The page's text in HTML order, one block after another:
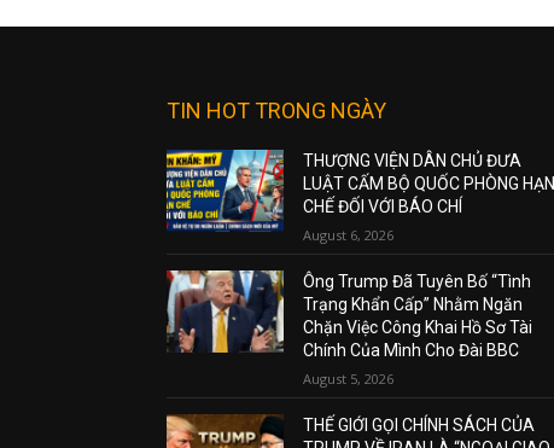
TIN HOT TRONG NGÀY
THƯỢNG VIỆN DÂN CHỦ ĐƯA
LUẬT CẤM BỘ QUỐC PHÒNG HẠN
CHẾ ĐỐI VỚI BÁO CHÍ
August 6, 2026
Ông Trump Đã Tuyên Bố “Tình
Trạng Khẩn Cấp” Nhằm Ngăn
Chặn Việc Công Khai Hồ Sơ Tài
Chính Của Mình Cho Đài BBC
August 5, 2026
THẾ GIỚI GỌI CHÍNH SÁCH CỦA